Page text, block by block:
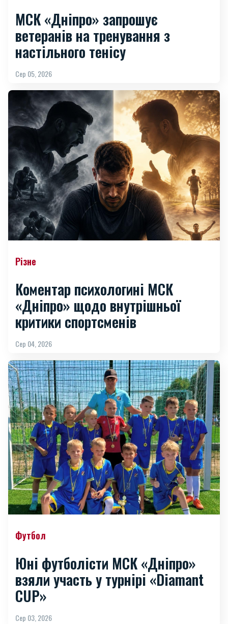
МСК «Дніпро» запрошує
ветеранів на тренування з
настільного тенісу
Сер 05, 2026
Різне
Коментар психологині МСК
«Дніпро» щодо внутрішньої
критики спортсменів
Сер 04, 2026
Футбол
Юні футболісти МСК «Дніпро»
взяли участь у турнірі «Diamant
CUP»
Сер 03, 2026